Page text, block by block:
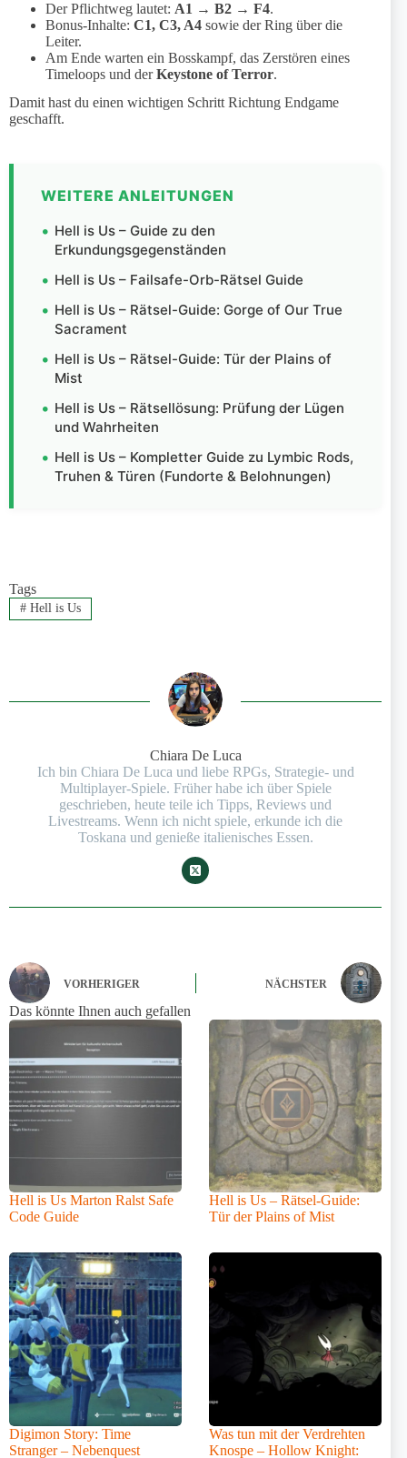
Der Pflichtweg lautet: A1 → B2 → F4.
Bonus-Inhalte: C1, C3, A4 sowie der Ring über die
Leiter.
Am Ende warten ein Bosskampf, das Zerstören eines
Timeloops und derKeystone of Terror.
Damit hast du einen wichtigen Schritt Richtung Endgame
geschafft.
WEITERE ANLEITUNGEN
Hell is Us – Guide zu den
Erkundungsgegenständen
Hell is Us – Failsafe-Orb-Rätsel Guide
Hell is Us – Rätsel-Guide: Gorge of Our True
Sacrament
Hell is Us – Rätsel-Guide: Tür der Plains of
Mist
Hell is Us – Rätsellösung: Prüfung der Lügen
und Wahrheiten
Hell is Us – Kompletter Guide zu Lymbic Rods,
Truhen & Türen (Fundorte & Belohnungen)
Tags
#Hell is Us
Chiara De Luca
Ich bin Chiara De Luca und liebe RPGs, Strategie- und
Multiplayer-Spiele. Früher habe ich über Spiele
geschrieben, heute teile ich Tipps, Reviews und
Livestreams. Wenn ich nicht spiele, erkunde ich die
Toskana und genieße italienisches Essen.
VORHERIGER NÄCHSTER
Das könnte Ihnen auch gefallen
Hell is Us Marton Ralst Safe
Code Guide
Hell is Us – Rätsel-Guide:
Tür der Plains of Mist
Digimon Story: Time
Stranger – Nebenquest
Was tun mit der Verdrehten
Knospe – Hollow Knight: